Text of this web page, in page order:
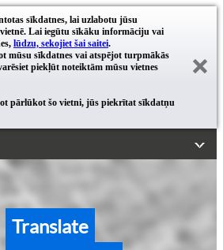
sīkdatnes, lai uzlabotu jūsu
Lai iegūtu sīkāku informāciju vai
lūdzu, sekojiet šai saitei.
mūsu sīkdatnes vai atspējot turpmākās
piekļūt noteiktām mūsu vietnes
pārlūkot šo vietni, jūs piekrītat sīkdatņu
Translate